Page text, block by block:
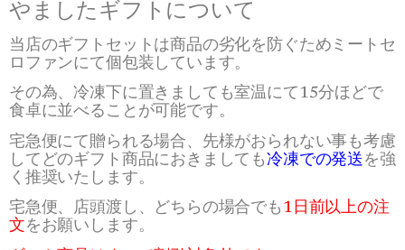
やましたギフトについて
当店のギフトセットは商品の劣化を防ぐためミートセ
ロファンにて個包装しています。
その為、冷凍下に置きましても室温にて15分ほどで
食卓に並べることが可能です。
宅急便にて贈られる場合、先様がおられない事も考慮
してどのギフト商品におきましても 冷凍での発送を強
く推奨いたします。
宅急便、店頭渡し、どちらの場合でも 1日前以上の注
文をお願いします。